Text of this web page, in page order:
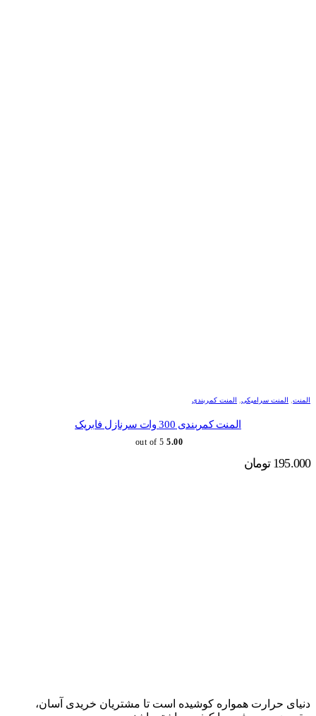
المنت المنت سرامیکی المنت کمربندی
المنت کمربندی 300 وات سرنازل فابریک
5.00
195.000 تومان
دنیای حرارت همواره کوشیده است تا مشتریان خریدی آسان،